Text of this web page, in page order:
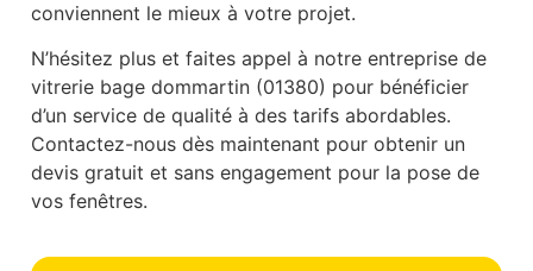
conviennent le mieux à votre projet.
N’hésitez plus et faites appel à notre entreprise de
vitrerie bage dommartin (01380) pour bénéficier
d’un service de qualité à des tarifs abordables.
Contactez-nous dès maintenant pour obtenir un
devis gratuit et sans engagement pour la pose de
vos fenêtres.